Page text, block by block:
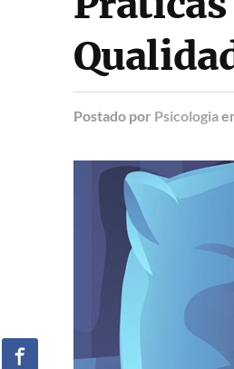
Postado por Psicologia